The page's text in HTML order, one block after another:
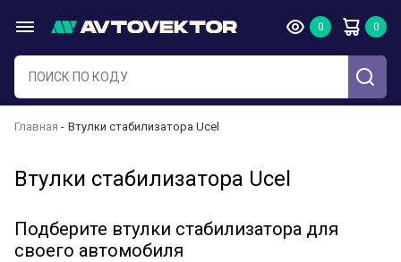
Главная Втулки стабилизатора Ucel
Втулки стабилизатора Ucel
Подберите втулки стабилизатора для
своего автомобиля